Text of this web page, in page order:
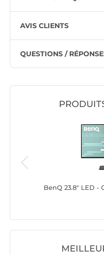
AVIS CLIENTS
QUESTIONS /
BenQ 23.8" LED -